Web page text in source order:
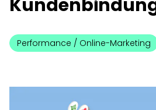
Performance / Online-Marketing